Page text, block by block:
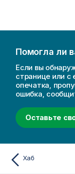
Помогла ли
Если вы
странице или
опечатка,
ошибка,
Оставьте
Хаб